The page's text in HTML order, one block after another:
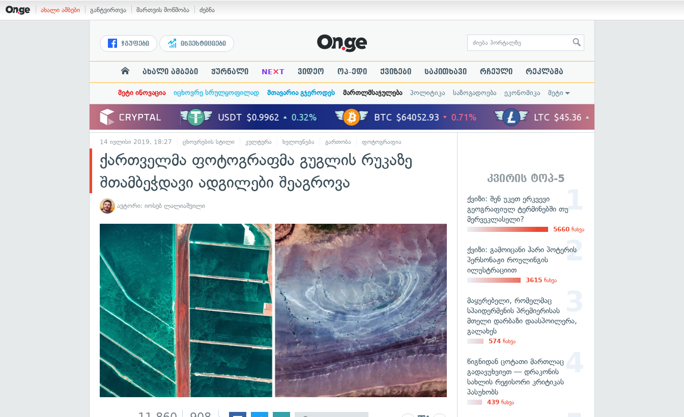
ახალი ამბები განტვირთვა მართვის მოწმობა ძებნა
ჯგუფები ინვესტიციები
ახალი ამბები ჟურნალი NE×T ვიდეო ოპ-ედი ქვიზები საკითხავი რჩეული რეკლამა
მეტი ინოვაცია იცხოვრე სრულყოფილად მთავარია გჯეროდეს მართლმსაჯულება პოლიტიკა საზოგადოება ეკონომიკა მეტი
14 ივლისი 2019, 18:27 ცხოვრების სტილი კულტურა ხელოვნება გართობა ფოტოგრაფია
ქართველმა ფოტოგრაფმა გუგლის რუკაზე
შთამბეჭდავი ადგილები შეაგროვა
ავტორი: იოსებ ლალიაშვილი
კვირის ტოპ-5
ქვიზი: შენ უკეთ ერკვევი
გეოგრაფიულ ტერმინებში თუ
მერვეკლასელი?
5660 ნახვა
ქვიზი: გამოიცანი ჰარი პოტერის
პერსონაჟი როულინგის
ილუსტრაციით
3615 ნახვა
მაყურებელი, რომელმაც
სპაიდერმენის პრემიერისას
მთელი დარბაზი დაასპოილერა,
გალახეს
574 ნახვა
წიგნიდან ცოტათი მართლაც
გადავუხვიეთ — დრაკონის
სახლის რეჟისორი კრიტიკას
პასუხობს
439 ნახვა